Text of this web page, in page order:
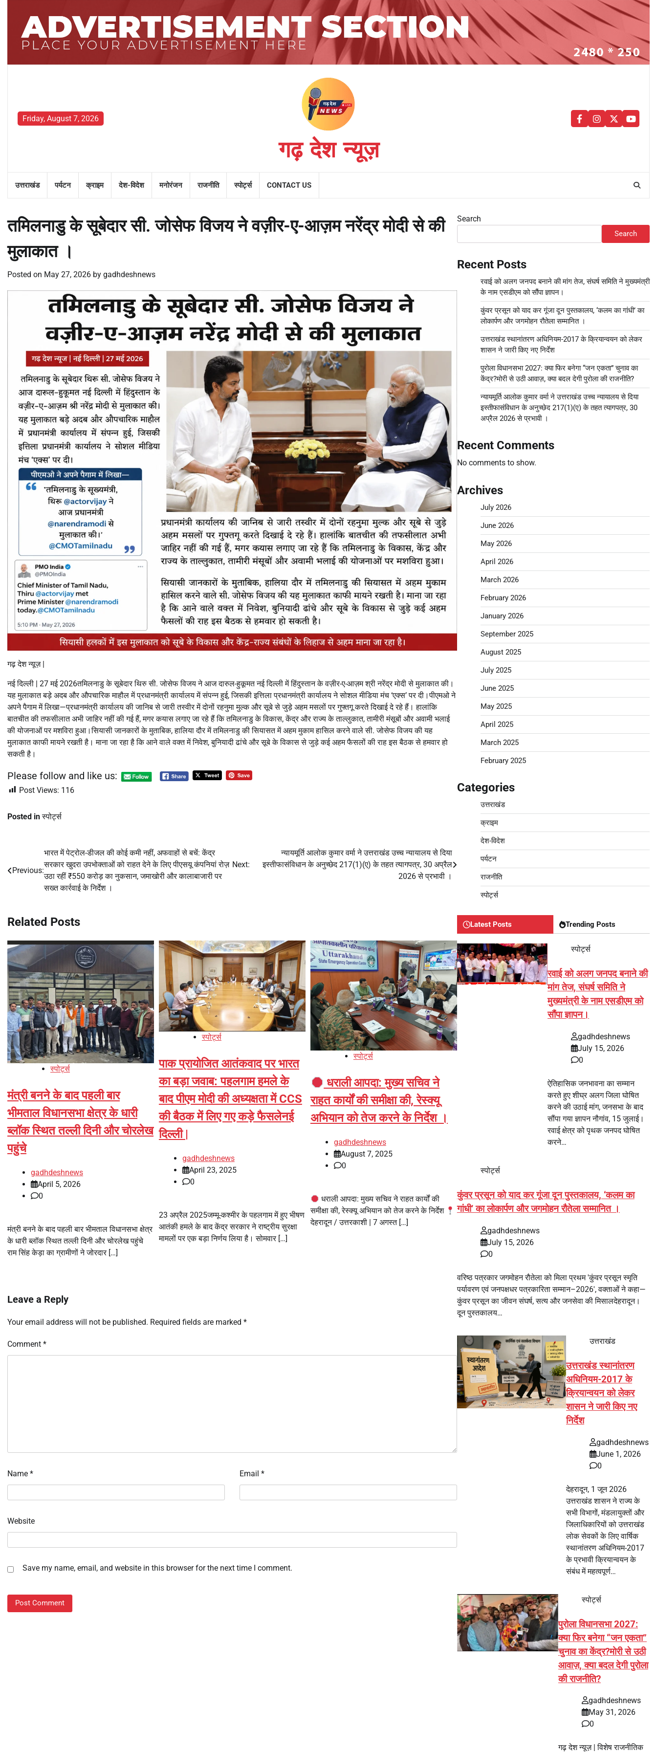
content
Friday, August 7, 2026
गढ़ देश न्यूज़
facebookinstagram
twitter
उत्तराखंड पर्यटन क्राइम देश-विदेश मनोरंजन राजनीति स्पोर्ट्स CONTACT US
तमिलनाडु के सूबेदार सी. जोसेफ विजय ने वज़ीर-ए-आज़म नरेंद्र मोदी से की
मुलाकात ।
Posted on May 27, 2026 by gadhdeshnews
गढ़ देश न्यूज़ |
नई दिल्ली | 27 मई 2026तमिलनाडु के सूबेदार थिरु सी. जोसेफ विजय ने आज दारुल-हुकूमत नई दिल्ली में हिंदुस्तान के वज़ीर-ए-आज़म श्री नरेंद्र मोदी से मुलाकात की।
यह मुलाकात बड़े अदब और औपचारिक माहौल में प्रधानमंत्री कार्यालय में संपन्न हुई, जिसकी इत्तिला प्रधानमंत्री कार्यालय ने सोशल मीडिया मंच ‘एक्स’ पर दी।पीएमओ ने
अपने पैगाम में लिखा—प्रधानमंत्री कार्यालय की जानिब से जारी तस्वीर में दोनों रहनुमा मुल्क और सूबे से जुड़े अहम मसलों पर गुफ्तगू करते दिखाई दे रहे हैं। हालांकि
बातचीत की तफसीलात अभी जाहिर नहीं की गई हैं, मगर कयास लगाए जा रहे हैं कि तमिलनाडु के विकास, केंद्र और राज्य के ताल्लुकात, तामीरी मंसूबों और अवामी भलाई
की योजनाओं पर मशविरा हुआ।सियासी जानकारों के मुताबिक, हालिया दौर में तमिलनाडु की सियासत में अहम मुकाम हासिल करने वाले सी. जोसेफ विजय की यह
मुलाकात काफी मायने रखती है। माना जा रहा है कि आने वाले वक्त में निवेश, बुनियादी ढांचे और सूबे के विकास से जुड़े कई अहम फैसलों की राह इस बैठक से हमवार हो
सकती है।
Please follow and like us:
Post Views: 116
Posted inस्पोर्ट्स
navigation
Previous:
भारत में पेट्रोल-डीजल की कोई कमी नहीं, अफवाहों से बचें: केंद्र
सरकार खुदरा उपभोक्ताओं को राहत देने के लिए पीएसयू कंपनियां रोज़
उठा रहीं ₹550 करोड़ का नुकसान, जमाखोरी और कालाबाजारी पर
सख्त कार्रवाई के निर्देश ।
Next:
न्यायमूर्ति आलोक कुमार वर्मा ने उत्तराखंड उच्च न्यायालय से दिया
इस्तीफासंविधान के अनुच्छेद 217(1)(ए) के तहत त्यागपत्र, 30 अप्रैल
2026 से प्रभावी ।
Related Posts
स्पोर्ट्स
मंत्री बनने के बाद पहली बार
भीमताल विधानसभा क्षेत्र के धारी
ब्लॉक स्थित तल्ली दिनी और चोरलेख
पहुंचे
gadhdeshnews
April 5, 2026
0
मंत्री बनने के बाद पहली बार भीमताल विधानसभा क्षेत्र
के धारी ब्लॉक स्थित तल्ली दिनी और चोरलेख पहुंचे
राम सिंह केड़ा का ग्रामीणों ने जोरदार […]
स्पोर्ट्स
पाक प्रायोजित आतंकवाद पर भारत
का बड़ा जवाब: पहलगाम हमले के
बाद पीएम मोदी की अध्यक्षता में CCS
की बैठक में लिए गए कड़े फैसलेनई
दिल्ली |
gadhdeshnews
April 23, 2025
0
23 अप्रैल 2025जम्मू-कश्मीर के पहलगाम में हुए भीषण
आतंकी हमले के बाद केंद्र सरकार ने राष्ट्रीय सुरक्षा
मामलों पर एक बड़ा निर्णय लिया है। सोमवार […]
स्पोर्ट्स
धराली आपदा: मुख्य सचिव ने
राहत कार्यों की समीक्षा की, रेस्क्यू
अभियान को तेज करने के निर्देश ।
gadhdeshnews
August 7, 2025
0
धराली आपदा: मुख्य सचिव ने राहत कार्यों की
समीक्षा की, रेस्क्यू अभियान को तेज करने के निर्देश
देहरादून / उत्तरकाशी | 7 अगस्त […]
Leave a Reply
Your email address will not be published. Required fields are marked *
Comment *
Name * Email *
Website
Save my name, email, and website in this browser for the next time I comment.
Search
Search
Recent Posts
रवाई को अलग जनपद बनाने की मांग तेज, संघर्ष समिति ने मुख्यमंत्री
के नाम एसडीएम को सौंपा ज्ञापन।
कुंवर प्रसून को याद कर गूंजा दून पुस्तकालय, ‘कलम का गांधी’ का
लोकार्पण और जगमोहन रौतेला सम्मानित ।
उत्तराखंड स्थानांतरण अधिनियम-2017 के क्रियान्वयन को लेकर
शासन ने जारी किए नए निर्देश
पुरोला विधानसभा 2027: क्या फिर बनेगा “जन एकता” चुनाव का
केंद्र?मोरी से उठी आवाज़, क्या बदल देगी पुरोला की राजनीति?
न्यायमूर्ति आलोक कुमार वर्मा ने उत्तराखंड उच्च न्यायालय से दिया
इस्तीफासंविधान के अनुच्छेद 217(1)(ए) के तहत त्यागपत्र, 30
अप्रैल 2026 से प्रभावी ।
Recent Comments
No comments to show.
Archives
July 2026
June 2026
May 2026
April 2026
March 2026
February 2026
January 2026
September 2025
August 2025
July 2025
June 2025
May 2025
April 2025
March 2025
February 2025
Categories
उत्तराखंड
क्राइम
देश-विदेश
पर्यटन
राजनीति
स्पोर्ट्स
Latest Posts Trending Posts
स्पोर्ट्स
रवाई को अलग जनपद बनाने की
मांग तेज, संघर्ष समिति ने
मुख्यमंत्री के नाम एसडीएम को
सौंपा ज्ञापन।
gadhdeshnews
July 15, 2026
0
ऐतिहासिक जनभावना का सम्मान
करते हुए शीघ्र अलग जिला घोषित
करने की उठाई मांग, जनसभा के बाद
सौंपा गया ज्ञापन नौगांव, 15 जुलाई।
रवाई क्षेत्र को पृथक जनपद घोषित
करने…
स्पोर्ट्स
कुंवर प्रसून को याद कर गूंजा दून पुस्तकालय, ‘कलम का
गांधी’ का लोकार्पण और जगमोहन रौतेला सम्मानित ।
gadhdeshnews
July 15, 2026
0
वरिष्ठ पत्रकार जगमोहन रौतेला को मिला प्रथम 'कुंवर प्रसून स्मृति
पर्यावरण एवं जनपक्षधर पत्रकारिता सम्मान–2026', वक्ताओं ने कहा—
कुंवर प्रसून का जीवन संघर्ष, सत्य और जनसेवा की मिसालदेहरादून।
दून पुस्तकालय…
उत्तराखंड
उत्तराखंड स्थानांतरण
अधिनियम-2017 के
क्रियान्वयन को लेकर
शासन ने जारी किए नए
निर्देश
gadhdeshnews
June 1, 2026
0
देहरादून, 1 जून 2026
उत्तराखंड शासन ने राज्य के
सभी विभागों, मंडलायुक्तों और
जिलाधिकारियों को उत्तराखंड
लोक सेवकों के लिए वार्षिक
स्थानांतरण अधिनियम-2017
के प्रभावी क्रियान्वयन के
संबंध में महत्वपूर्ण…
स्पोर्ट्स
पुरोला विधानसभा 2027:
क्या फिर बनेगा “जन एकता”
चुनाव का केंद्र?मोरी से उठी
आवाज़, क्या बदल देगी पुरोला
की राजनीति?
gadhdeshnews
May 31, 2026
0
गढ़ देश न्यूज़ | विशेष राजनीतिक